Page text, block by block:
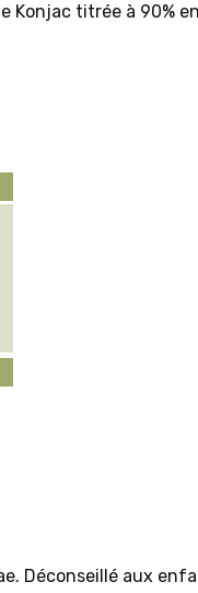
titrée à 90%
Déconseillé aux